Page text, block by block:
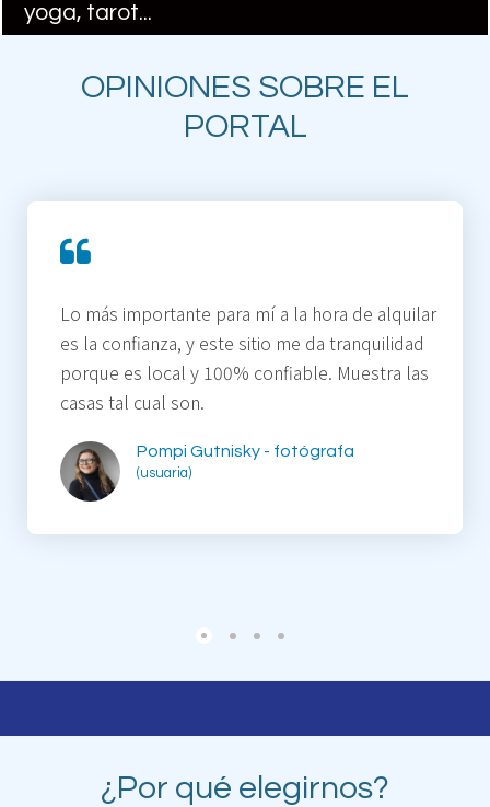
yoga, tarot...
OPINIONES SOBRE EL
PORTAL
Lo más importante para mí a la hora de alquilar
es la confianza, y este sitio me da tranquilidad
porque es local y 100% confiable. Muestra las
casas tal cual son.
Pompi Gutnisky - fotógrafa
(usuaria)
¿Por qué elegirnos?